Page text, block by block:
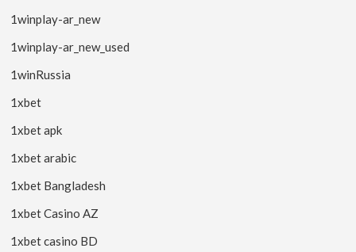
1winplay-ar_new
1winplay-ar_new_used
1winRussia
1xbet
1xbet apk
1xbet arabic
1xbet Bangladesh
1xbet Casino AZ
1xbet casino BD